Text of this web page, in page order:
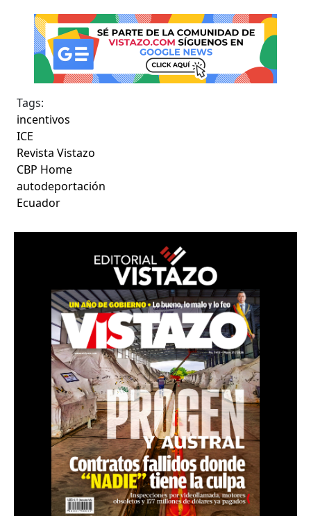
Tags:
incentivos
ICE
Revista Vistazo
CBP Home
autodeportación
Ecuador